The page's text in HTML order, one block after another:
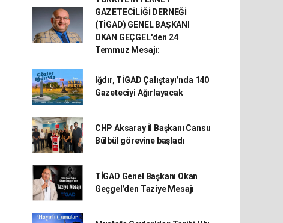
GAZETECİLİĞİ DERNEĞİ
(TİGAD) GENEL BAŞKANI
OKAN GEÇGEL'den 24
Temmuz Mesajı:
Iğdır, TİGAD Çalıştayı’nda 140
Gazeteciyi Ağırlayacak
CHP Aksaray İl Başkanı Cansu
Bülbül görevine başladı
TİGAD Genel Başkanı Okan
Geçgel’den Taziye Mesajı